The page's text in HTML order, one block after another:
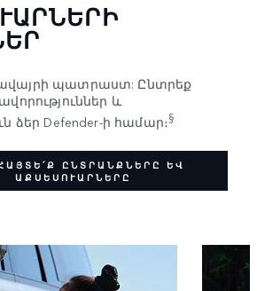
պատրաստ: Ընտրեք
և
ձեր Defender-ի համար։§
ԸՆՏՐԱՆՔՆԵՐԸ ԵՎ
ԱՔՍԵՍՈՒԱՐՆԵՐԸ